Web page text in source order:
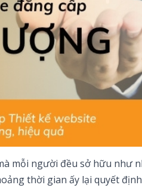
mỗi người đều sở hữu như
thời gian ấy lại quyết